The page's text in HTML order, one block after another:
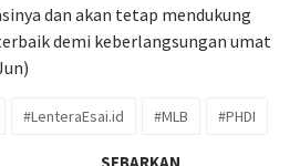
dan akan tetap mendukung
demi keberlangsungan umat
#LenteraEsai.id #MLB #PHDI